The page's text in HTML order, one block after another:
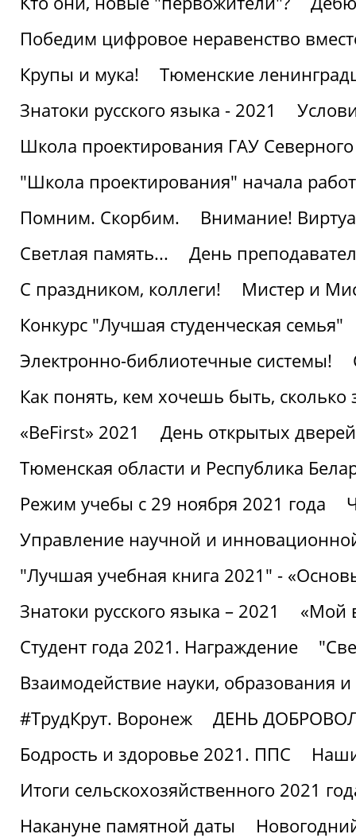
Победим цифровое неравенство
Крупы и мука!
Тюменские
Знатоки русского языка - 2021
Школа проектирования ГАУ
"Школа проектирования" начала
Помним. Скорбим.
Внимание!
Светлая память...
День
С праздником, коллеги!
Мистер и
Конкурс "Лучшая студенческая семья"
Электронно-библиотечные системы!
Как понять, кем хочешь быть, сколько
«BeFirst» 2021
День открытых
Тюменская области и Республика
Режим учебы с 29 ноября 2021 года
Управление научной и
"Лучшая учебная книга 2021" -
Знатоки русского языка – 2021
«Мой
Студент года 2021. Награждение
Взаимодействие науки, образования и
#ТрудКрут. Воронеж
ДЕНЬ
Бодрость и здоровье 2021. ППС
Итоги сельскохозяйственного 2021
Накануне памятной даты